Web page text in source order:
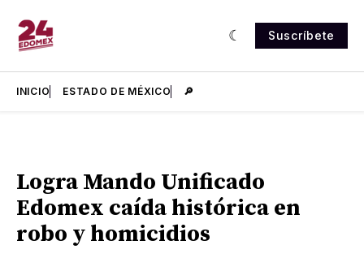
Suscríbete
INICIO ESTADO DE MÉXICO 🔎
Logra Mando Unificado
Edomex caída histórica en
robo y homicidios